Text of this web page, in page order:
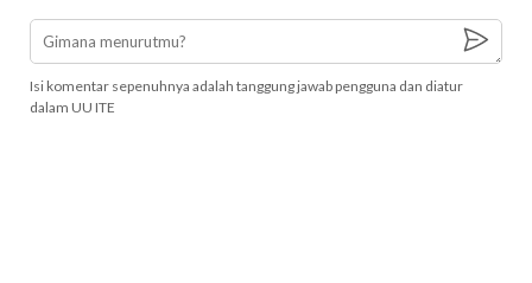
Isi komentar sepenuhnya adalah tanggung jawab pengguna dan diatur
dalam UU ITE